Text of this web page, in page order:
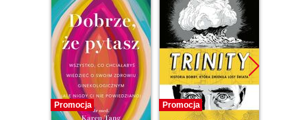
Promocja Promocja